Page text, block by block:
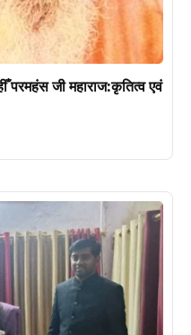
परमहंस जी महाराज:कृतित्व एवं